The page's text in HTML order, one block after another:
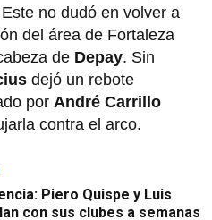
Este no dudó en volver a
del área de Fortaleza
de Depay. Sin
dejó un rebote
por André Carrillo
contra el arco.
Piero Quispe y Luis
con sus clubes a semanas